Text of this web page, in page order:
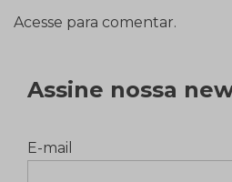
Acesse para comentar.
Assine nossa
E-mail